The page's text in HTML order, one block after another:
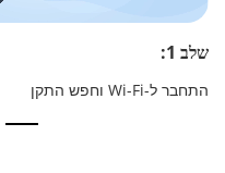
שלב 1:
התחבר ל-Wi-Fi וחפש התקן